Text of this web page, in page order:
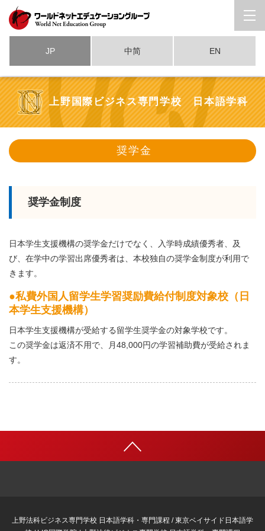
JP 中简 EN
上野国際ビジネス専門学校 日本語学科
奨学金
奨学金制度
日本学生支援機構の奨学金だけでなく、入学時成績優秀者、及
び、在学中の学習出席優秀者は、本校独自の奨学金制度が利用で
きます。
私費外国人留学生学習奨励費給付制度対象校（日
本学生支援機構）
日本学生支援機構が受給する留学生奨学金の対象学校です。
この奨学金は返済不用で、月48,000円の学習補助費が受給されま
す。
上野法科ビジネス専門学校 日本語学科・専門課程 / 東京ベイサイド日本語学